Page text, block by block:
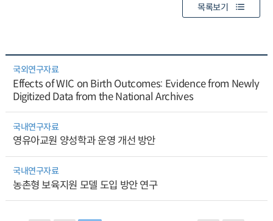
목록보기
국외연구자료
Effects of WIC on Birth Outcomes: Evidence from Newly
Digitized Data from the National Archives
국내연구자료
영유아교원 양성학과 운영 개선 방안
국내연구자료
농촌형 보육지원 모델 도입 방안 연구